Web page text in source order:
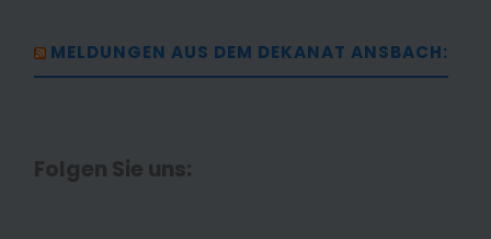
MELDUNGEN AUS DEM DEKANAT ANSBACH:
Folgen Sie uns: